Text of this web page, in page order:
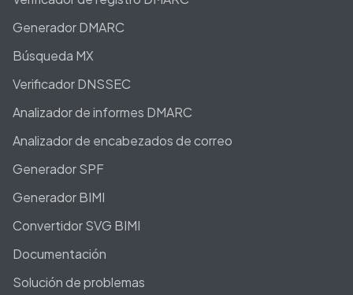
Generador DMARC
Búsqueda MX
Verificador DNSSEC
Analizador de informes DMARC
Analizador de encabezados de correo
Generador SPF
Generador BIMI
Convertidor SVG BIMI
Documentación
Solución de problemas